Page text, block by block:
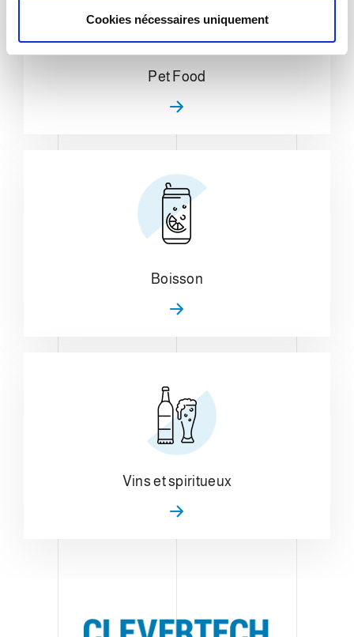
m
Cookies nécessaires uniquement
Pet Food
Boisson
Vins et spiritueux